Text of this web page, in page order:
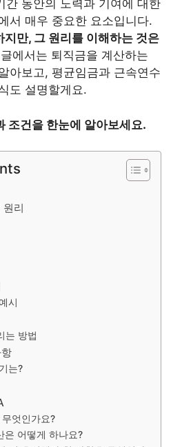
간 동안의 노력과 기여에 대한
서 매우 중요한 요소입니다.
만, 그 원리를 이해하는 것은
에서는 퇴직금을 계산하는
아보고, 평균임금과 근속연수
도 설명할게요.
조건을 한눈에 알아보세요.
원리
시
는 방법
는?
엇인가요?
은 어떻게 하나요?